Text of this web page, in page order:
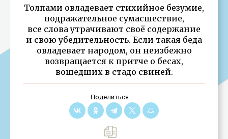
Толпами овладевает стихийное безумие,
подражательное сумасшествие,
все слова утрачивают своё содержание
и свою убедительность. Если такая беда
овладевает народом, он неизбежно
возвращается к притче о бесах,
вошедших в стадо свиней.
Поделиться: